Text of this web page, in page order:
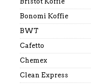
Bonomi Koffie
BWT
Cafetto
Chemex
Clean Express